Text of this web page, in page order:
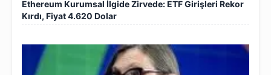
Ethereum Kurumsal İlgide Zirvede: ETF Girişleri Rekor
Kırdı, Fiyat 4.620 Dolar